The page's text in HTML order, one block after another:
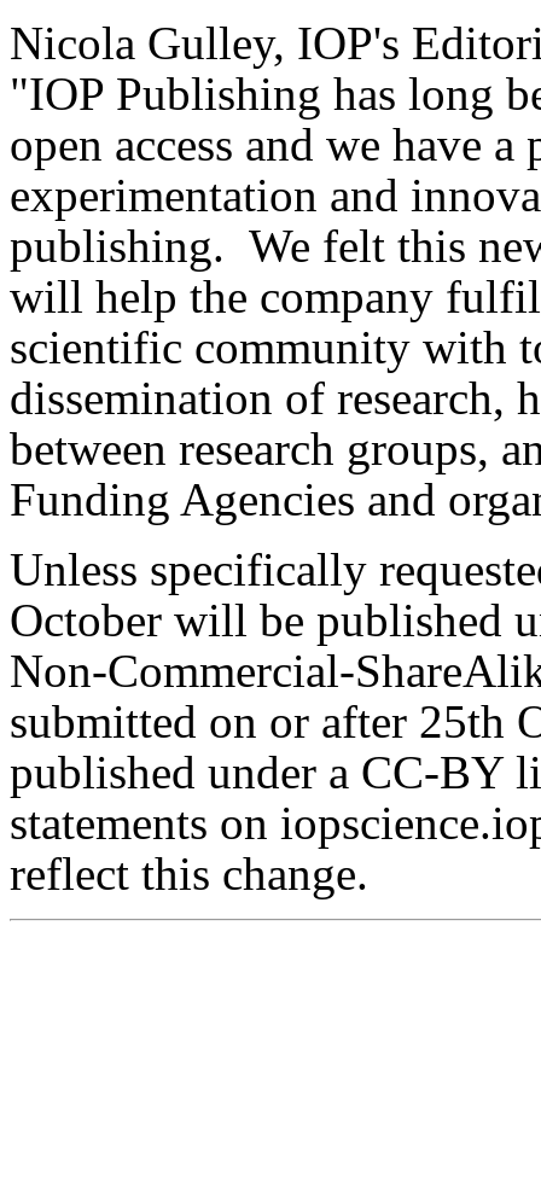
Nicola Gulley, IOP's
"IOP Publishing has long
open access and we have
experimentation and
publishing. We felt this
will help the company
scientific community with
dissemination of research,
between research groups,
Funding Agencies and
Unless specifically
October will be published
Non-Commercial-
submitted on or after 25th
published under a CC-BY
statements on
reflect this change.